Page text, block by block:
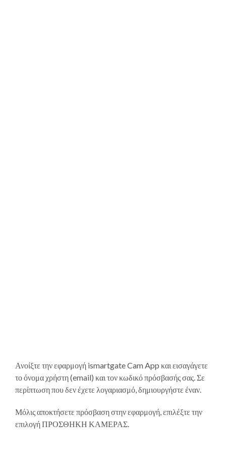
Ανοίξτε την εφαρμογή ismartgate Cam App και εισαγάγετε
το όνομα χρήστη (email) και τον κωδικό πρόσβασής σας. Σε
περίπτωση που δεν έχετε λογαριασμό, δημιουργήστε έναν.
Μόλις αποκτήσετε πρόσβαση στην εφαρμογή, επιλέξτε την
επιλογή ΠΡΟΣΘΗΚΗ ΚΑΜΕΡΑΣ.